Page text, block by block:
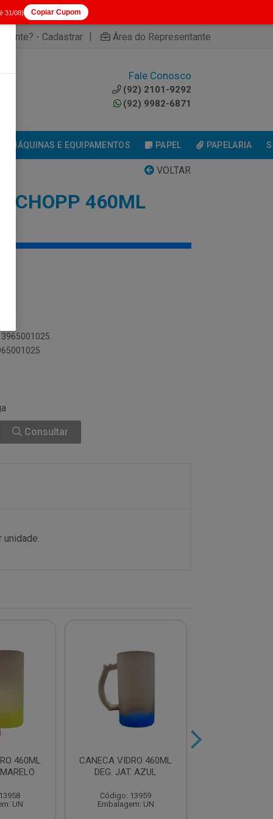
cliente? - Cadastrar | Área do Representante
Fale Conosco
(92) 2101-9292
(92) 9982-6871
MÁQUINAS E EQUIPAMENTOS PAPEL PAPELARIA
VOLTAR
CHOPP 460ML
Consultar
unidade.
460ML
UN
CANECA VIDRO 460ML
DEG. JAT. AZUL
Código: 13959
Embalagem: UN
31/08) Copiar Cupom